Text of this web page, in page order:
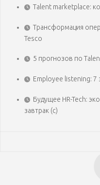
Talent marketplace:
Трансформация
Tesco
5 прогнозов по
Employee listening: 7
Будущее HR-Tech:
завтрак (с)